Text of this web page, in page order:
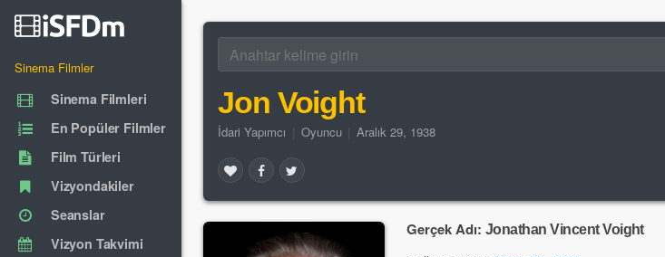
Sinema Filmler
Sinema Filmleri
En Popüler Filmler
Film Türleri
Vizyondakiler
Seanslar
Vizyon Takvimi
Jon Voight
İdari Yapımcı Oyuncu Aralık 29, 1938
Gerçek Adı: Jonathan Vincent Voight